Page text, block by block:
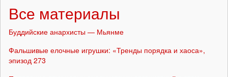
Все материалы
Буддийские анархисты — Мьянме
Фальшивые елочные игрушки: «Тренды порядка и хаоса»,
эпизод 273